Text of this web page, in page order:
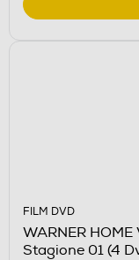
FILM DVD
WARNER
Stagione 01 (4